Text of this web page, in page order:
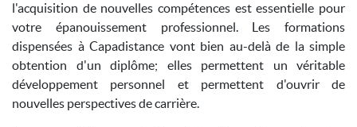
l'acquisition de nouvelles compétences est essentielle pour
votre épanouissement professionnel. Les formations
dispensées à Capadistance vont bien au-delà de la simple
obtention d'un diplôme; elles permettent un véritable
développement personnel et permettent d'ouvrir de
nouvelles perspectives de carrière.